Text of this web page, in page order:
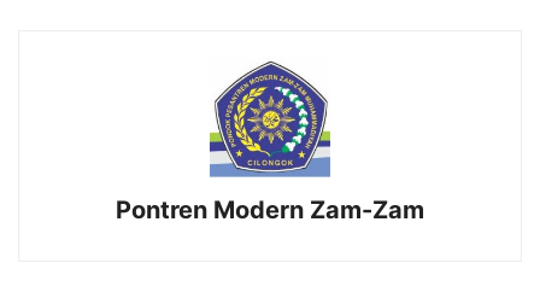
Pontren Modern Zam-Zam